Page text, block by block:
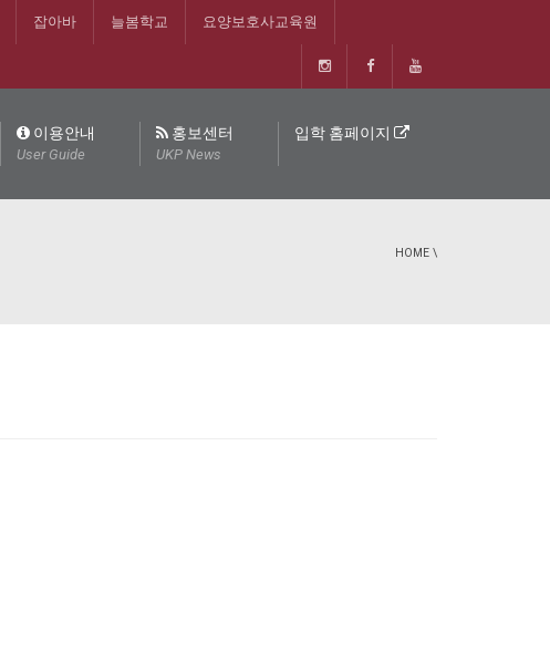
잡아바 늘봄학교 요양보호사교육원
이용안내
User Guide
홍보센터
UKP News
입학 홈페이지
HOME \